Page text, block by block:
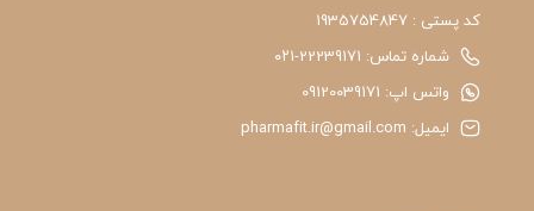
کد پستی : 1935754847
شماره تماس: 22239171-۰۲۱
واتس اپ: 09120039171
ایمیل: pharmafit.ir@gmail.com